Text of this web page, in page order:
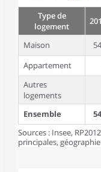
Type de
logement
Maison
Appartement
Autres
logements
Ensemble
Sources : Insee,
principales,